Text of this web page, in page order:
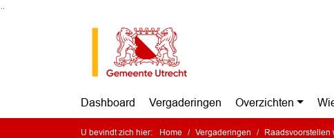
Dashboard Vergaderingen Overzichten
U bevindt zich hier: Home Vergaderingen Raadsvoorstellen